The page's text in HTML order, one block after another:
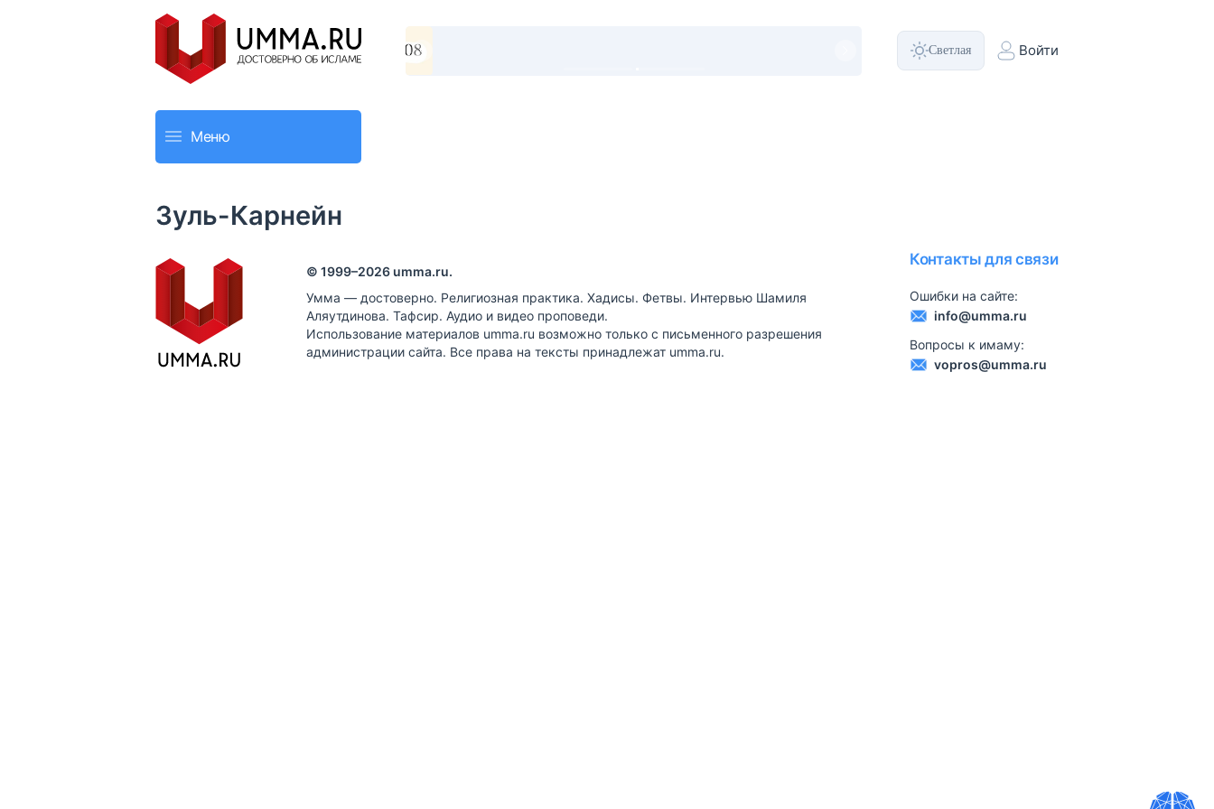
Светлая Войти
Меню
Зуль-Карнейн
© 1999–2026 umma.ru.
Умма — достоверно. Религиозная практика. Хадисы. Фетвы. Интервью Шамиля
Аляутдинова. Тафсир. Аудио и видео проповеди.
Использование материалов umma.ru возможно только с письменного разрешения
администрации сайта. Все права на тексты принадлежат umma.ru.
Контакты для связи
Ошибки на сайте:
info@umma.ru
Вопросы к имаму:
vopros@umma.ru